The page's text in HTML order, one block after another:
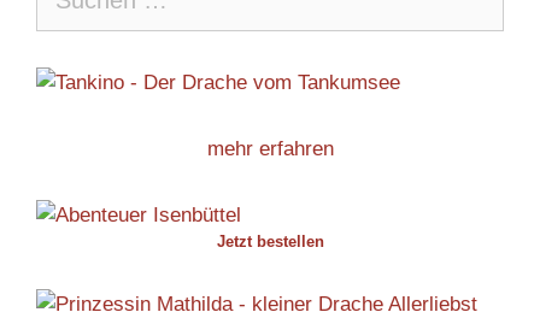
nach:
mehr erfahren
Jetzt bestellen